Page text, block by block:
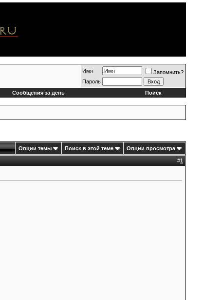
Имя
Запомнить?
Пароль
Сообщения за день Поиск
Опции темы Поиск в этой теме Опции просмотра
#1